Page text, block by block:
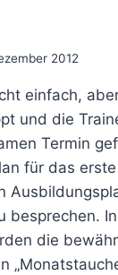
2012
einfach,
und die
Termin
für das
besprechen.
die